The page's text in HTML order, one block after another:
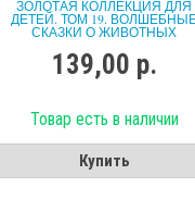
ЗОЛОТАЯ КОЛЛЕКЦИЯ ДЛЯ
ДЕТЕЙ. ТОМ 19.
СКАЗКИ О ЖИВОТНЫХ
139,00 р.
Товар есть в наличии
Купить